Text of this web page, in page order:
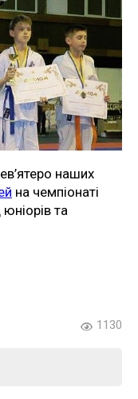
наших
на чемпіонаті
та
1130